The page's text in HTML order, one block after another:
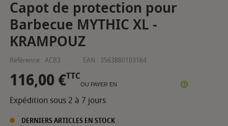
Capot de protection pour
Barbecue MYTHIC XL -
KRAMPOUZ
Référence : ACB3 EAN : 3563880103164
116,00 €TTC
OU PAYER EN
Expédition sous 2 à 7 jours
DERNIERS ARTICLES EN STOCK